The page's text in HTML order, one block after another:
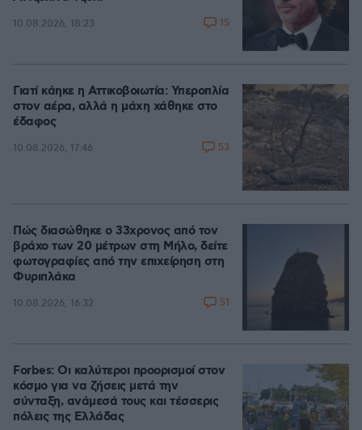
10.08.2026, 18:23 15
Γιατί κάηκε η Αττικοβοιωτία: Υπεροπλία
στον αέρα, αλλά η μάχη χάθηκε στο
έδαφος
10.08.2026, 17:46 53
Πώς διασώθηκε ο 33χρονος από τον
βράχο των 20 μέτρων στη Μήλο, δείτε
φωτογραφίες από την επιχείρηση στη
Φυριπλάκα
10.08.2026, 16:32 51
Forbes: Οι καλύτεροι προορισμοί στον
κόσμο για να ζήσεις μετά την
σύνταξη, ανάμεσά τους και τέσσερις
πόλεις της Ελλάδας